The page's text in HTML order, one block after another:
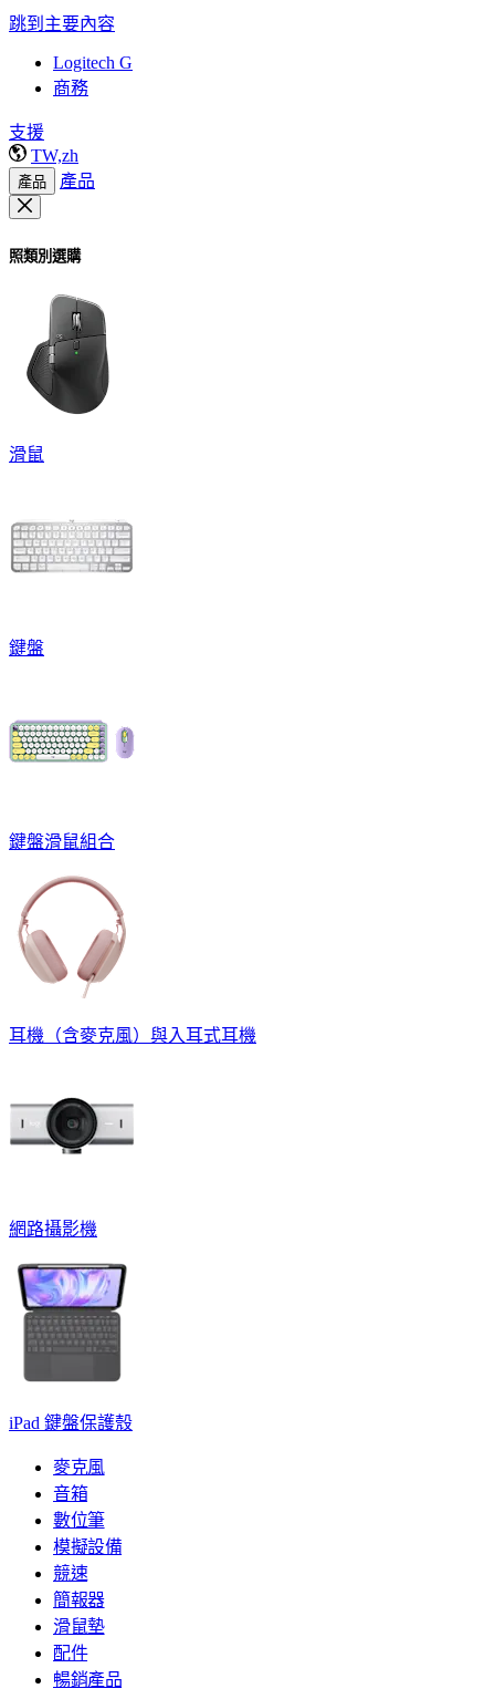
跳到主要內容
Logitech G
商務
支援
TW,zh
產品 產品
照類別選購
滑鼠
鍵盤
鍵盤滑鼠組合
耳機（含麥克風）與入耳式耳機
網路攝影機
iPad 鍵盤保護殼
麥克風
音箱
數位筆
模擬設備
競速
簡報器
滑鼠墊
配件
暢銷產品